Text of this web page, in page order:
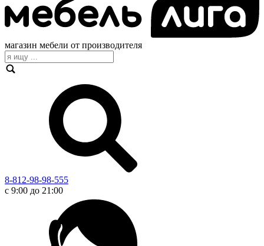
магазин мебели от производителя
8-812-98-98-555
с 9:00 до 21:00